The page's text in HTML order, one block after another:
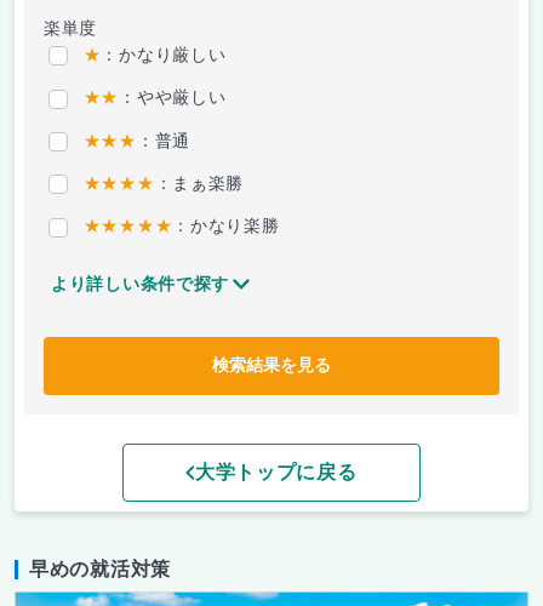
楽単度
★ ：かなり厳しい
★★ ：やや厳しい
★★★ ：普通
★★★★ ：まぁ楽勝
★★★★★ ：かなり楽勝
より詳しい条件で探す
検索結果を見る
大学トップに戻る
早めの就活対策